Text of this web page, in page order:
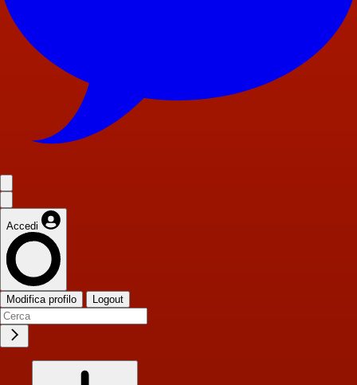
Accedi
Modifica profilo Logout